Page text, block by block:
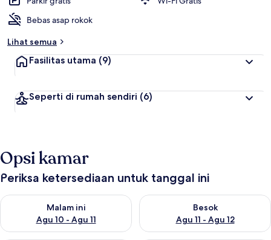
Bebas asap rokok
Lihat semua
Fasilitas utama (9)
Seperti di rumah sendiri (6)
Opsi kamar
Periksa ketersediaan untuk tanggal ini
Malam ini
Agu 10 - Agu 11
Periksa ketersediaan untuk malam ini Agu 10 - Agu 11
Besok
Agu 11 - Agu 12
Periksa ketersediaan untuk